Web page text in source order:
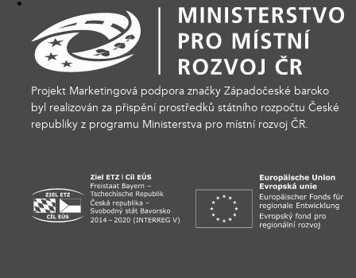
Projekt Marketingová podpora značky Západočeské baroko
byl realizován za přispění prostředků státního rozpočtu České
republiky z programu Ministerstva pro místní rozvoj ČR.